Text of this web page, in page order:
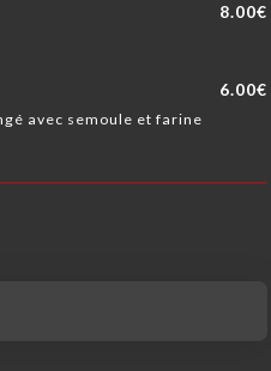
8.00€
6.00€
avec semoule et farine